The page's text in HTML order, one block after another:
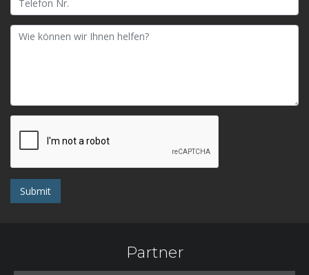
Submit
Partner